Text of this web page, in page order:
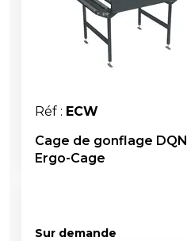
Réf : ECW
Cage de gonflage DQN
Ergo-Cage
Sur demande